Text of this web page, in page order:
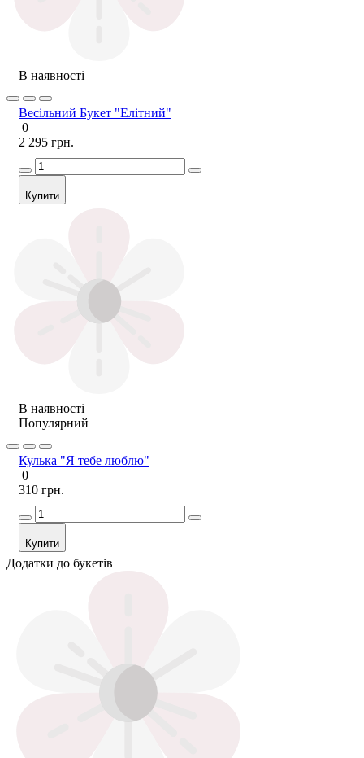
В наявності
Весільний Букет "Елітний"
0
2 295 грн.
Купити
В наявності
Популярний
Кулька "Я тебе люблю"
0
310 грн.
Купити
Додатки до букетів